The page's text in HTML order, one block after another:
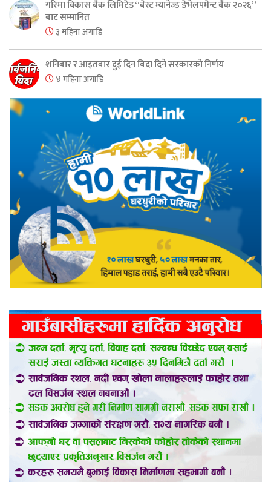
गरिमा विकास बैंक लिमिटेड “बेस्ट म्यानेज्ड डेभेलपमेन्ट बैंक २०२६”
बाट सम्मानित
३ महिना अगाडि
शनिबार र आइतबार दुई दिन बिदा दिने सरकारको निर्णय
४ महिना अगाडि